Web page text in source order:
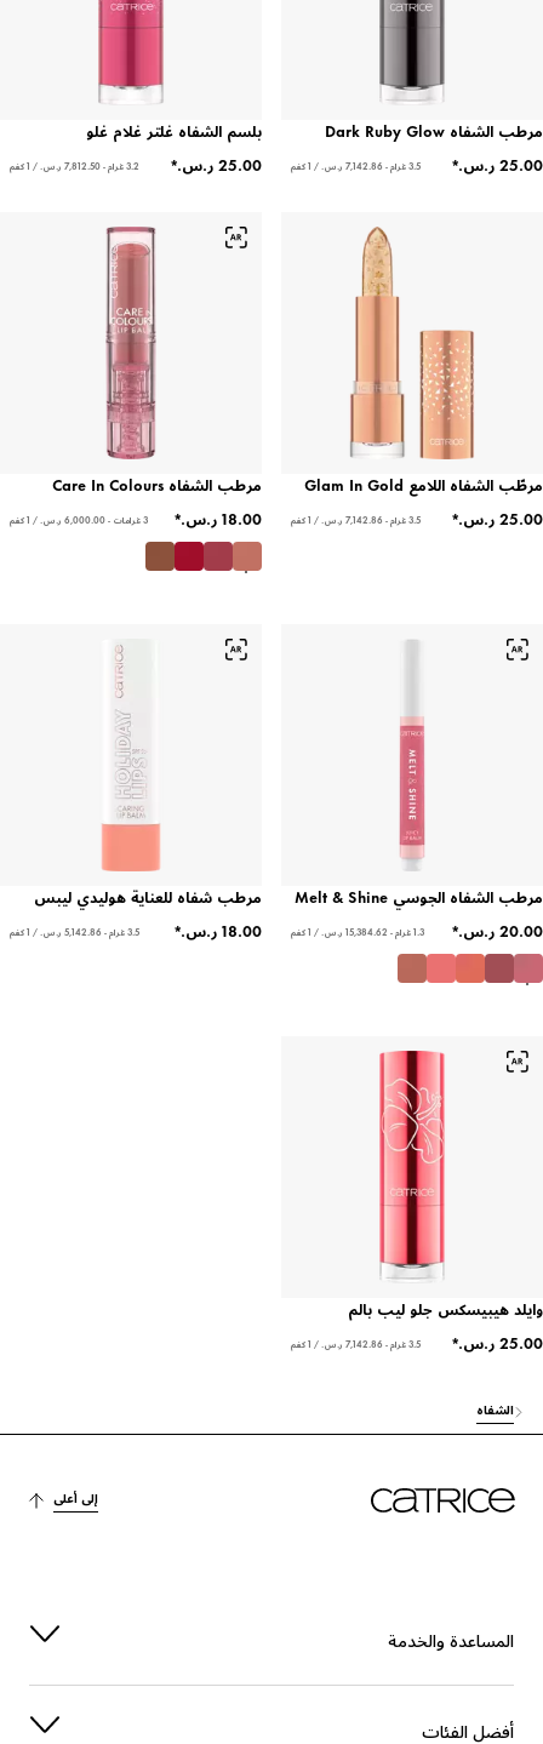
مرطب الشفاه Dark Ruby Glow
3.5 غرام - ‏7,142.86 ر.س.‏ / 1 كغم
بلسم الشفاه غلتر غلام غلو
3.2 غرام - ‏7,812.50 ر.س.‏ / 1 كغم
مرطّب الشفاه اللامع Glam In Gold
3.5 غرام - ‏7,142.86 ر.س.‏ / 1 كغم
مرطب الشفاه Care In Colours
3 غرامات - ‏6,000.00 ر.س.‏ / 1 كغم
مرطب الشفاه الجوسي Melt & Shine
1.3 غرام - ‏15,384.62 ر.س.‏ / 1 كغم
مرطب شفاه للعناية هوليدي ليبس
3.5 غرام - ‏5,142.86 ر.س.‏ / 1 كغم
وايلد هيبيسكس جلو ليب بالم
3.5 غرام - ‏7,142.86 ر.س.‏ / 1 كغم
الشفاه
إلى أعلى
المساعدة والخدمة
أفضل الفئات